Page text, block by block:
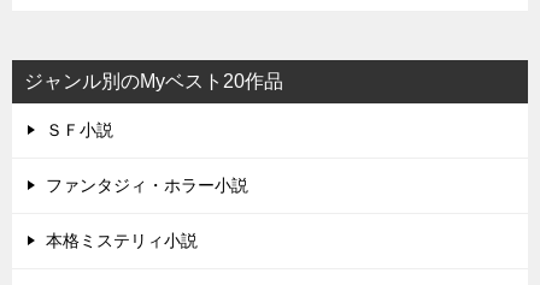
ジャンル別のMyベスト20作品
ＳＦ小説
ファンタジィ・ホラー小説
本格ミステリィ小説